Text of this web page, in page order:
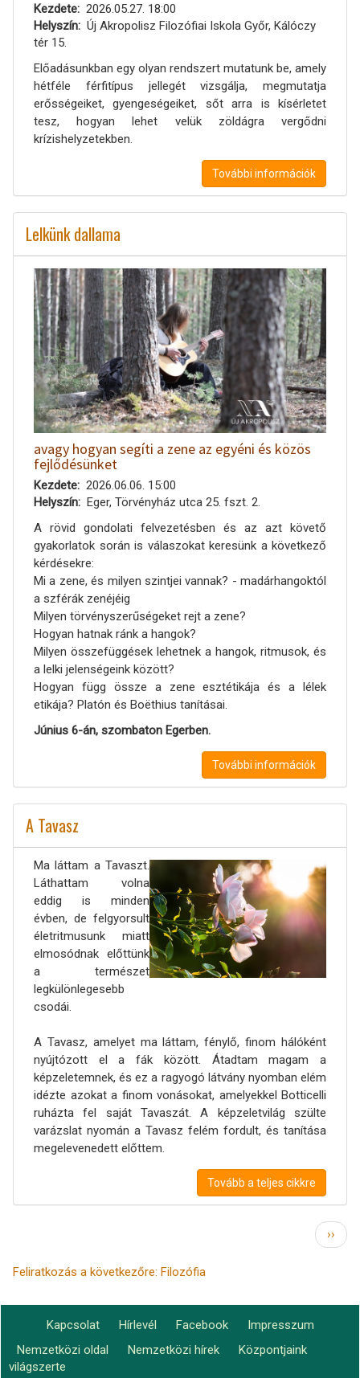
Kezdete
2026.05.27. 18:00
Helyszín
Új Akropolisz Filozófiai Iskola Győr, Kálóczy
tér 15.
Előadásunkban egy olyan rendszert mutatunk be, amely
hétféle férfitípus jellegét vizsgálja, megmutatja
erősségeiket, gyengeségeiket, sőt arra is kísérletet
tesz, hogyan lehet velük zöldágra vergődni
krízishelyzetekben.
További információk
Lelkünk dallama
avagy hogyan segíti a zene az egyéni és közös
fejlődésünket
Kezdete
2026.06.06. 15:00
Helyszín
Eger, Törvényház utca 25. fszt. 2.
A rövid gondolati felvezetésben és az azt követő
gyakorlatok során is válaszokat keresünk a következő
kérdésekre:
Mi a zene, és milyen szintjei vannak? - madárhangoktól
a szférák zenéjéig
Milyen törvényszerűségeket rejt a zene?
Hogyan hatnak ránk a hangok?
Milyen összefüggések lehetnek a hangok, ritmusok, és
a lelki jelenségeink között?
Hogyan függ össze a zene esztétikája és a lélek
etikája? Platón és Boëthius tanításai.
Június 6-án, szombaton Egerben.
További információk
A Tavasz
Ma láttam a Tavaszt.
Láthattam volna
eddig is minden
évben, de felgyorsult
életritmusunk miatt
elmosódnak előttünk
a természet
legkülönlegesebb
csodái.
A Tavasz, amelyet ma láttam, fénylő, finom hálóként
nyújtózott el a fák között. Átadtam magam a
képzeletemnek, és ez a ragyogó látvány nyomban elém
idézte azokat a finom vonásokat, amelyekkel Botticelli
ruházta fel saját Tavaszát. A képzeletvilág szülte
varázslat nyomán a Tavasz felém fordult, és tanítása
megelevenedett előttem.
Tovább a teljes cikkre
oldal
››
Feliratkozás a következőre: Filozófia
Footer
menu
Kapcsolat Hírlevél Facebook Impresszum
Lábléc2
Nemzetközi oldal Nemzetközi hírek
Központjaink
világszerte